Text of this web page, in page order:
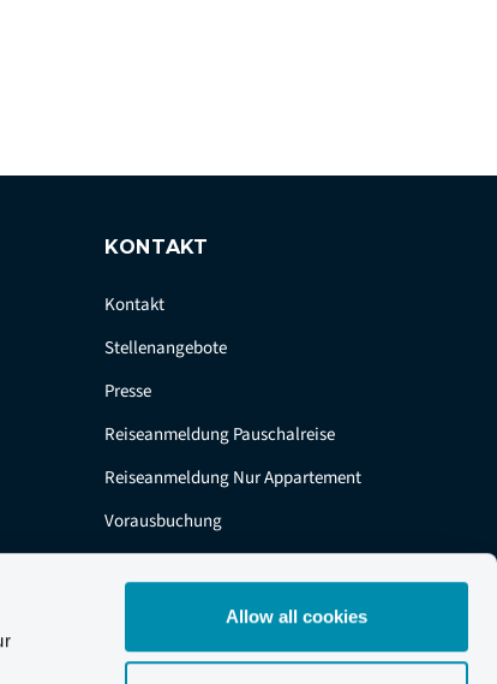
Allow all cookies
KONTAKT
Kontakt
Stellenangebote
Presse
Reiseanmeldung Pauschalreise
Reiseanmeldung Nur Appartement
Vorausbuchung